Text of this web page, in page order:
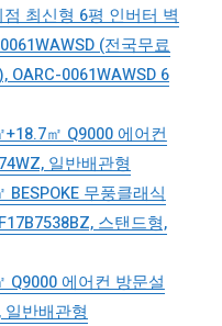
최신형 6평 인버터 벽
(전국무료
0061WAWSD 6
㎡ Q9000 에어컨
일반배관형
BESPOKE 무풍클래식
스탠드형,
Q9000 에어컨 방문설
일반배관형